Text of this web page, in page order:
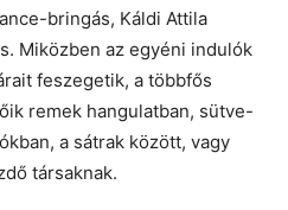
bringás, Káldi Attila
Miközben az egyéni indulók
feszegetik, a többfős
remek hangulatban, sütve-
a sátrak között, vagy
társaknak.